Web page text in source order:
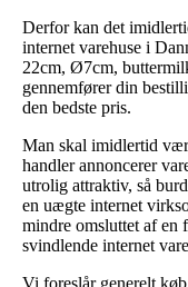
Derfor kan det
internet varehuse i
22cm, Ø7cm,
gennemfører din
den bedste pris.
Man skal imidlertid
handler annoncerer
utrolig attraktiv, så
en uægte internet
mindre omsluttet af
svindlende internet
Vi foreslår generelt